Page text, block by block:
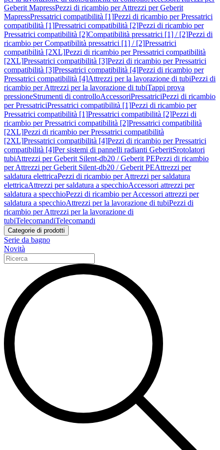
Geberit MapressPezzi di ricambio per Attrezzi per Geberit
MapressPressatrici compatibilità [1]Pezzi di ricambio per Pressatrici
compatibilità [1]Pressatrici compatibilità [2]Pezzi di ricambio per
Pressatrici compatibilità [2]Compatibilità pressatrici [1] / [2]Pezzi di
ricambio per Compatibilità pressatrici [1] / [2]Pressatrici
compatibilità [2XL]Pezzi di ricambio per Pressatrici compatibilità
[2XL]Pressatrici compatibilità [3]Pezzi di ricambio per Pressatrici
compatibilità [3]Pressatrici compatibilità [4]Pezzi di ricambio per
Pressatrici compatibilità [4]Attrezzi per la lavorazione di tubiPezzi di
ricambio per Attrezzi per la lavorazione di tubiTappi prova
pressioneStrumenti di controlloAccessoriPressatriciPezzi di ricambio
per PressatriciPressatrici compatibilità [1]Pezzi di ricambio per
Pressatrici compatibilità [1]Pressatrici compatibilità [2]Pezzi di
ricambio per Pressatrici compatibilità [2]Pressatrici compatibilità
[2XL]Pezzi di ricambio per Pressatrici compatibilità
[2XL]Pressatrici compatibilità [4]Pezzi di ricambio per Pressatrici
compatibilità [4]Per sistemi di pannelli radianti GeberitSrotolatori
tubiAttrezzi per Geberit Silent-db20 / Geberit PEPezzi di ricambio
per Attrezzi per Geberit Silent-db20 / Geberit PEAttrezzi per
saldatura elettricaPezzi di ricambio per Attrezzi per saldatura
elettricaAttrezzi per saldatura a specchioAccessori attrezzi per
saldatura a specchioPezzi di ricambio per Accessori attrezzi per
saldatura a specchioAttrezzi per la lavorazione di tubiPezzi di
ricambio per Attrezzi per la lavorazione di
tubiTelecomandiTelecomandi
Categorie di prodotti
Serie da bagno
Novità